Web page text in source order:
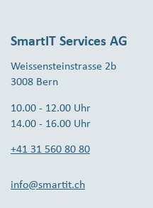
SmartIT Services AG
Weissensteinstrasse 2b
3008 Bern
10.00 - 12.00 Uhr
14.00 - 16.00 Uhr
+41 31 560 80 80
info@smartit.ch